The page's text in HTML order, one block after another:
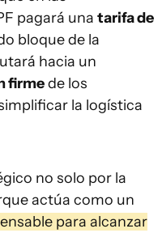
pagará una tarifa de
bloque de la
hacia un
firmede los
la logística
no solo por la
actúa como un
para alcanzar